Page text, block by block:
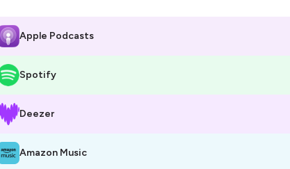
Apple Podcasts
Spotify
Deezer
Amazon Music